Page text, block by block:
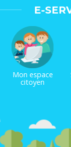
E-
Mon espace
citoyen